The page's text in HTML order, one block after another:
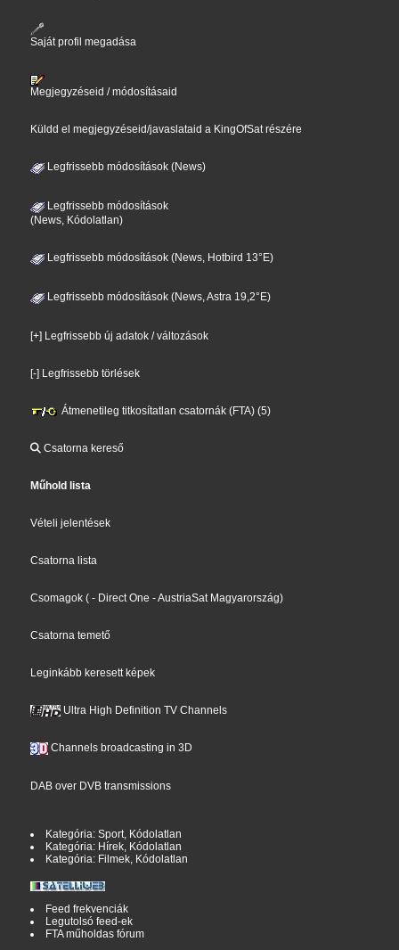
Saját profil megadása
Megjegyzéseid / módosításaid
Küldd el megjegyzéseid/javaslataid a KingOfSat részére
Legfrissebb módosítások (News)
Legfrissebb módosítások
(News, Kódolatlan)
Legfrissebb módosítások (News, Hotbird 13°E)
Legfrissebb módosítások (News, Astra 19,2°E)
[+] Legfrissebb új adatok / változások
[-] Legfrissebb törlések
Átmenetileg titkosítatlan csatornák (FTA) (5)
Csatorna kereső
Műhold lista
Vételi jelentések
Csatorna lista
Csomagok (- Direct One - AustriaSat Magyarország)
Csatorna temető
Leginkább keresett képek
Ultra High Definition TV Channels
Channels broadcasting in 3D
DAB over DVB transmissions
Kategória: Sport, Kódolatlan
Kategória: Hírek, Kódolatlan
Kategória: Filmek, Kódolatlan
Feed frekvenciák
Legutolsó feed-ek
FTA műholdas fórum